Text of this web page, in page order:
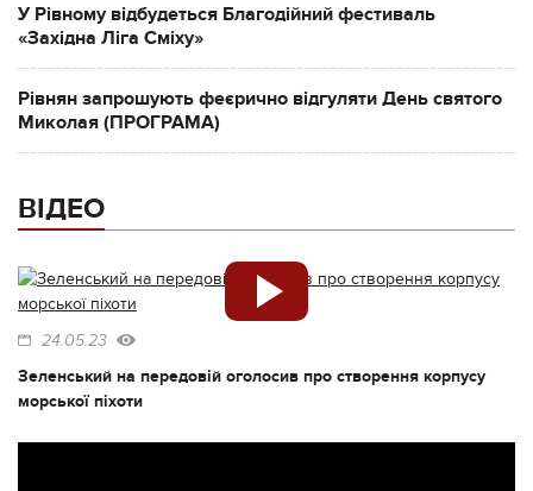
У Рівному відбудеться Благодійний фестиваль
«Західна Ліга Сміху»
Рівнян запрошують феєрично відгуляти День святого
Миколая (ПРОГРАМА)
ВІДЕО
24.05.23
Зеленський на передовій оголосив про створення корпусу
морської піхоти